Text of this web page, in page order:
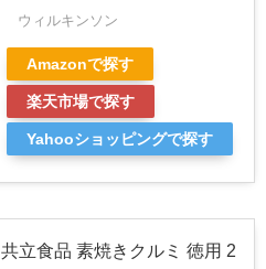
ウィルキンソン
Amazonで探す
楽天市場で探す
Yahooショッピングで探す
共立食品 素焼きクルミ 徳用 2